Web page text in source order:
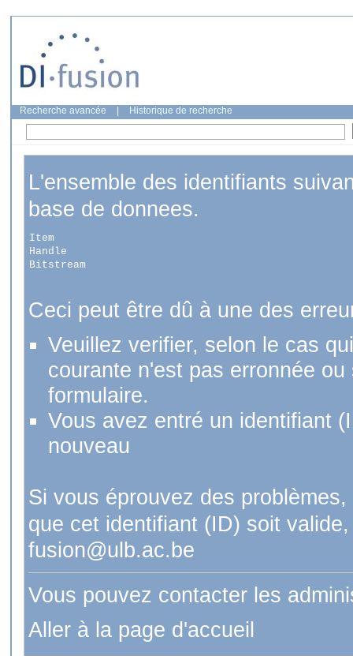
Recherche avancée Historique de recherche
L'ensemble des identifiants
base de donnees.
Item
Handle
Bitstream
Ceci peut être dû à une des
Veuillez verifier, selon le cas
courante n'est pas erronnée
formulaire.
Vous avez entré un identifiant
nouveau
Si vous éprouvez des
que cet identifiant (ID) soit
fusion@ulb.ac.be
Vous pouvez contacter les
Aller à la page d'accueil